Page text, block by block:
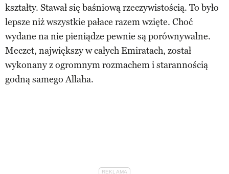
kształty. Stawał się baśniową rzeczywistością. To było
lepsze niż wszystkie pałace razem wzięte. Choć
wydane na nie pieniądze pewnie są porównywalne.
Meczet, największy w całych Emiratach, został
wykonany z ogromnym rozmachem i starannością
godną samego Allaha.